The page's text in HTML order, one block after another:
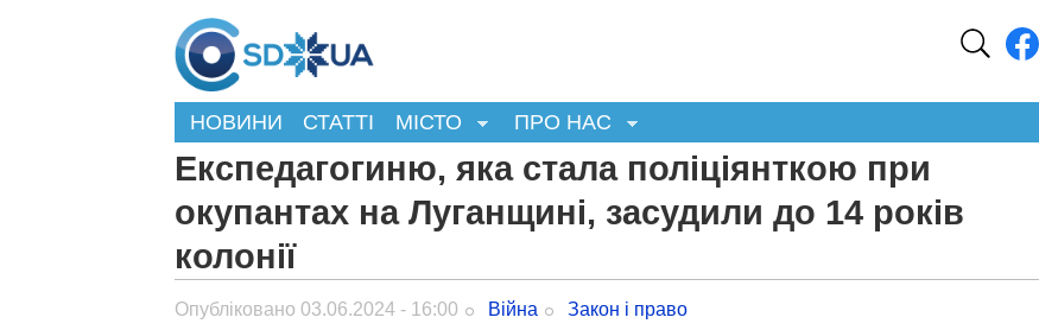
НОВИНИ СТАТТІ МІСТО ПРО НАС
Експедагогиню, яка стала поліціянткою при
окупантах на Луганщині, засудили до 14 років
колонії
Опубліковано 03.06.2024 - 16:00 Війна Закон і право